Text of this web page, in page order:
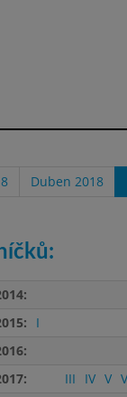
Duben 2018
I
III IV V